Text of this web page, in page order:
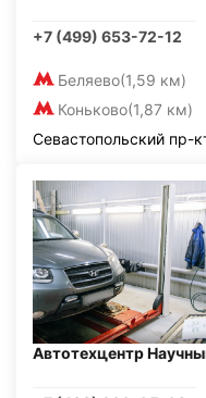
+7 (499) 653-72-12
Беляево(1,59 км)
Коньково(1,87 км)
Севастопольский пр-
Автотехцентр